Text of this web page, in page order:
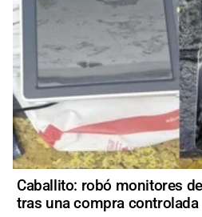
Caballito: robó monitores
tras una compra controlada